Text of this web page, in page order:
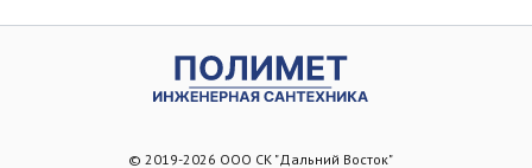
© 2019-2026 ООО СК "Дальний Восток"